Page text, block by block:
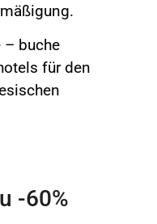
– buche
für den
-60%